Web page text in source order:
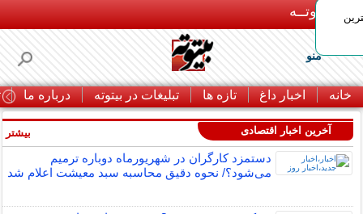
بـیتوتــه
منو
خانه اخبار داغ تازه ها تبلیغات در بیتوته درباره ما
آخرین اخبار اقتصادی
دستمزد کارگران در شهریورماه دوباره ترمیم
می‌شود؟/ نحوه دقیق محاسبه سبد معیشت اعلام شد
بیشتر